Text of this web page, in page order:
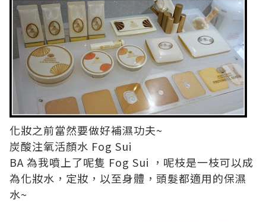
化妝之前當然要做好補濕功夫~
炭酸注氧活顏水 Fog Sui
BA 為我噴上了呢隻 Fog Sui ，呢枝是一枝可以成
為化妝水，定妝，以至身體，頭髮都適用的保濕
水~